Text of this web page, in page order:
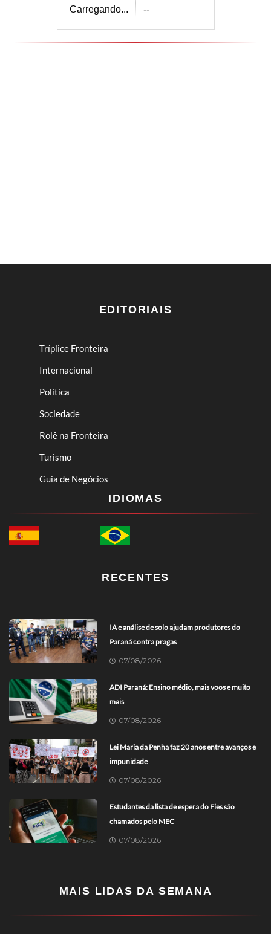
Carregando... --
EDITORIAIS
Tríplice Fronteira
Internacional
Política
Sociedade
Rolê na Fronteira
Turismo
Guia de Negócios
IDIOMAS
RECENTES
IA e análise de solo ajudam produtores do
Paraná contra pragas
07/08/2026
ADI Paraná: Ensino médio, mais voos e muito
mais
07/08/2026
Lei Maria da Penha faz 20 anos entre avanços e
impunidade
07/08/2026
Estudantes da lista de espera do Fies são
chamados pelo MEC
07/08/2026
MAIS LIDAS DA SEMANA